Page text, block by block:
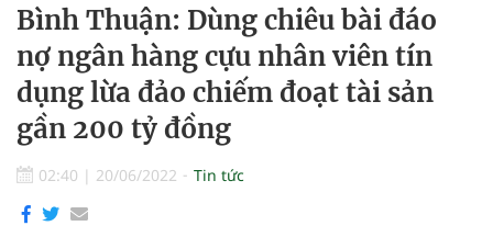
Bình Thuận: Dùng chiêu bài đáo
nợ ngân hàng cựu nhân viên tín
dụng lừa đảo chiếm đoạt tài sản
gần 200 tỷ đồng
02:40 | 20/06/2022 Tin tức